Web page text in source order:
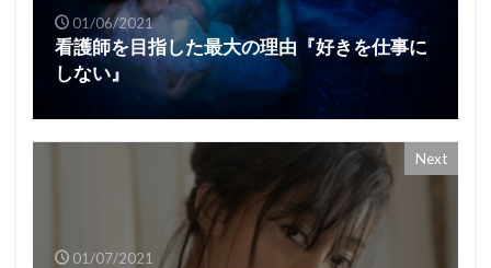
01/06/2021
看護師を目指した最大の理由『好きを仕事に
しない』
Next
01/07/2021